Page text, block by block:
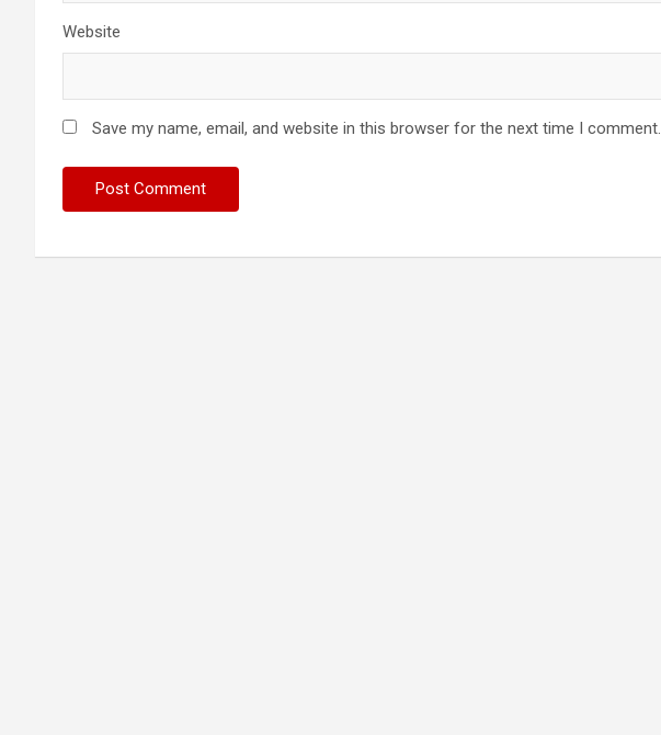
Website
Save my name, email, and website in this browser for the next time I comment.